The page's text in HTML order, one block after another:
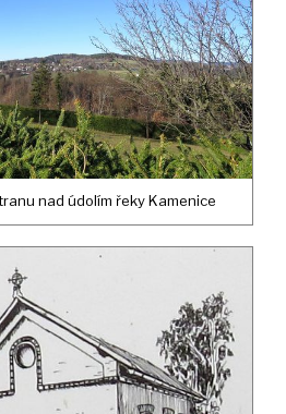
nad údolím řeky Kamenice